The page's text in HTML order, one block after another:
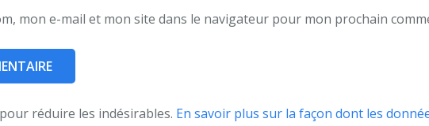
mon e-mail et mon site dans le navigateur pour mon prochain
réduire les indésirables. En savoir plus sur la façon dont les